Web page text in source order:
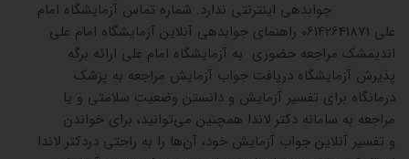
جوابدهی اینترنتی ندارد. شماره تماس آزمایشگاه امام
علی 06142641871 راهنمای جوابدهی آنلاین آزمایشگاه امام علی
اندیمشک مراجعه حضوری به آزمایشگاه امام علی ارائه برگه
پذیرش آزمایشگاه دریافت جواب آزمایش مراجعه به پزشک
درمانگاه برای تفسیر آزمایش و دانستن وضعیت سلامتی و یا
مراجعه به سامانه دکتر لاندا همچنین می‌توانید، برای خواندن
و تفسیر آنلاین جواب آزمایش خود، آن‌ها را به راحتی دردکتر لاندا